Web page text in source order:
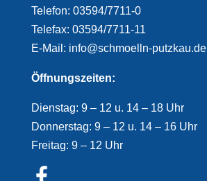
Telefon: 03594/7711-0
Telefax: 03594/7711-11
E-Mail: info@schmoelln-putzkau.de
Öffnungszeiten:
Dienstag: 9 – 12 u. 14 – 18 Uhr
Donnerstag: 9 – 12 u. 14 – 16 Uhr
Freitag: 9 – 12 Uhr